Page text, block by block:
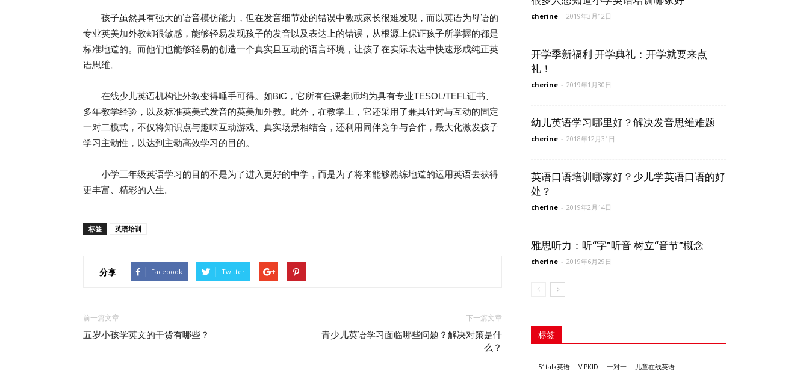
孩子虽然具有强大的语音模仿能力，但在发音细节处的错误中教或家长很难发现，而以英语为母语的
专业英美加外教却很敏感，能够轻易发现孩子的发音以及表达上的错误，从根源上保证孩子所掌握的都是
标准地道的。而他们也能够轻易的创造一个真实且互动的语言环境，让孩子在实际表达中快速形成纯正英
语思维。
在线少儿英语机构让外教变得唾手可得。如BiC，它所有任课老师均为具有专业TESOL/TEFL证书、
多年教学经验，以及标准英美式发音的英美加外教。此外，在教学上，它还采用了兼具针对与互动的固定
一对二模式，不仅将知识点与趣味互动游戏、真实场景相结合，还利用同伴竞争与合作，最大化激发孩子
学习主动性，以达到主动高效学习的目的。
小学三年级英语学习的目的不是为了进入更好的中学，而是为了将来能够熟练地道的运用英语去获得
更丰富、精彩的人生。
标签 英语培训
分享 Facebook Twitter
前一篇文章
五岁小孩学英文的干货有哪些？
下一篇文章
青少儿英语学习面临哪些问题？解决对策是什
么？
cherine - 2019年3月12日
开学季新福利 开学典礼：开学就要来点
礼！
cherine - 2019年1月30日
幼儿英语学习哪里好？解决发音思维难题
cherine - 2018年12月31日
英语口语培训哪家好？少儿学英语口语的好
处？
cherine - 2019年2月14日
雅思听力：听“字”听音 树立“音节”概念
cherine - 2019年6月29日
标签
51talk英语 VIPKID 一对一 儿童在线英语